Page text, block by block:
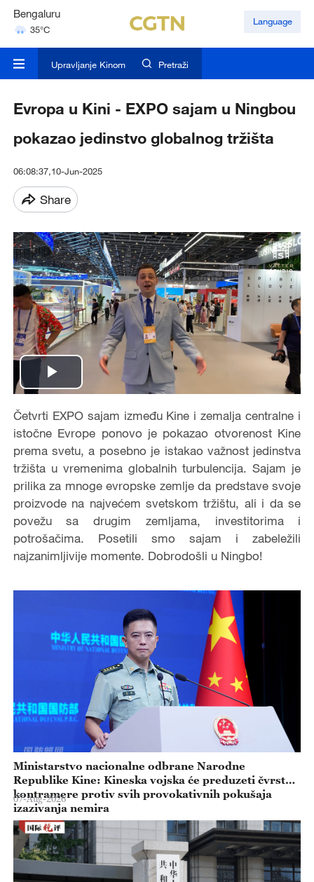
Hyderabad
42°C
Mumbai
Language
Upravljanje Kinom Pretraži
Evropa u Kini - EXPO sajam u Ningbou
pokazao jedinstvo globalnog tržišta
06:08:37,10-Jun-2025
Share
Play
Video
Četvrti EXPO sajam između Kine i zemalja centralne i
istočne Evrope ponovo je pokazao otvorenost Kine
prema svetu, a posebno je istakao važnost jedinstva
tržišta u vremenima globalnih turbulencija. Sajam je
prilika za mnoge evropske zemlje da predstave svoje
proizvode na najvećem svetskom tržištu, ali i da se
povežu sa drugim zemljama, investitorima i
potrošačima. Posetili smo sajam i zabeležili
najzanimljivije momente. Dobrodošli u Ningbo!
Ministarstvo nacionalne odbrane Narodne
Republike Kine: Kineska vojska će preduzeti čvrste
kontramere protiv svih provokativnih pokušaja
izazivanja nemira
07-Aug-2026